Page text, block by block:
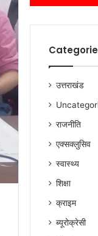
उत्तराखंड
राजनीति
एक्सक्लुसिव
स्वास्थ्य
शिक्षा
क्राइम
ब्यूरोक्रेसी